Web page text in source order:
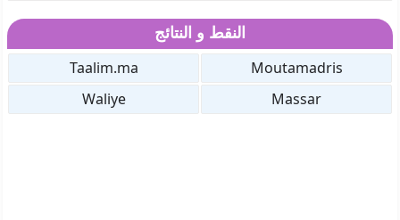
النقط و النتائج
Moutamadris
Taalim.ma
Massar
Waliye